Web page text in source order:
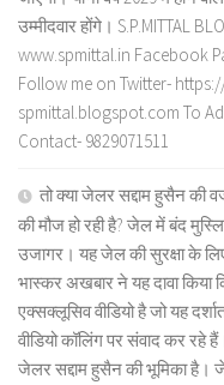
उम्मीदवार होंगे। S.P.MITTAL
www.spmittal.in Facebook
Follow me on Twitter-
spmittal.blogspot.com To
Contact- 9829071511
तो क्या जेलर सद्दाम हुसैन
की मौज हो रही है? जेल में बंद
उजागर। यह जेल की सुरक्षा के
भास्कर अखबार ने यह दावा
एक्सक्लूसिव वीडियो है जो यह
वीडियो कॉलिंग पर संवाद कर रहे
जेलर सद्दाम हुसैन की भूमिका है।